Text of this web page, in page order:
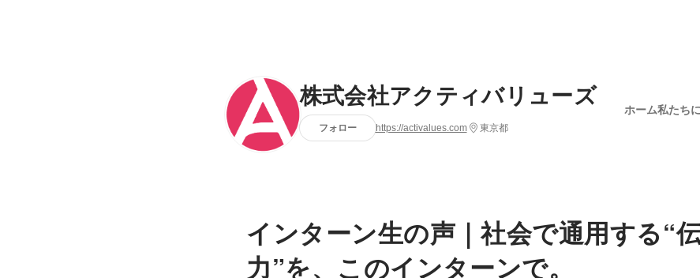
株式会社アクティバリューズ
フォロー https://activalues.com 東京都
ホーム私たち
インターン生の声｜社会で通用する“
力”を、このインターンで。